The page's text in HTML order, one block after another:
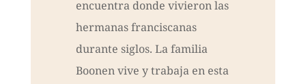
encuentra donde vivieron las
hermanas franciscanas
durante siglos. La familia
Boonen vive y trabaja en esta